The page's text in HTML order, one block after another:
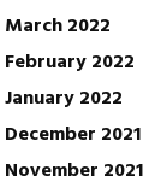
March 2022
February 2022
January 2022
December 2021
November 2021